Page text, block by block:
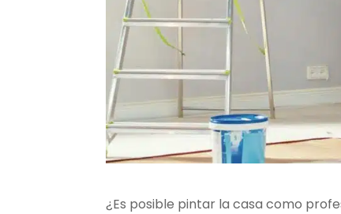
¿Es posible pintar la casa como